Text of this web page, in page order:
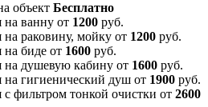
объект Бесплатно
на ванну от 1200 руб.
на раковину, мойку от 1200 руб.
на биде от 1600 руб.
на душевую кабину от 1600 руб.
на гигиенический душ от 1900 руб.
с фильтром тонкой очистки от 2600